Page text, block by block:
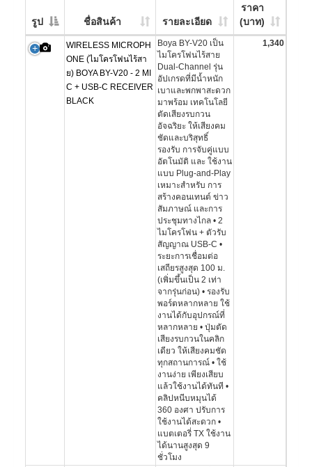
รูป ชื่อสินค้า รายละเอียด
ราคา
(บาท)
WIRELESS MICROPH
ONE (ไมโครโฟนไร้สา
ย) BOYA BY-V20 - 2 MI
C + USB-C RECEIVER
BLACK
Boya BY-V20 เป็น
ไมโครโฟนไร้สาย
Dual-Channel รุ่น
อัปเกรดที่มีน้ำหนัก
เบาและพกพาสะดวก
มาพร้อม เทคโนโลยี
ตัดเสียงรบกวน
อัจฉริยะ ให้เสียงคม
ชัดและบริสุทธิ์
รองรับ การจับคู่แบบ
อัตโนมัติ และ ใช้งาน
แบบ Plug-and-Play
เหมาะสำหรับ การ
สร้างคอนเทนต์ ข่าว
สัมภาษณ์ และการ
ประชุมทางไกล • 2
ไมโครโฟน + ตัวรับ
สัญญาณ USB-C •
ระยะการเชื่อมต่อ
เสถียรสูงสุด 100 ม.
(เพิ่มขึ้นเป็น 2 เท่า
จากรุ่นก่อน) • รองรับ
พอร์ตหลากหลาย ใช้
งานได้กับอุปกรณ์ที่
หลากหลาย • ปุ่มตัด
เสียงรบกวนในคลิก
เดียว ให้เสียงคมชัด
ทุกสถานการณ์ • ใช้
งานง่าย เพียงเสียบ
แล้วใช้งานได้ทันที •
คลิปหนีบหมุนได้
360 องศา ปรับการ
ใช้งานได้สะดวก •
แบตเตอรี่ TX ใช้งาน
ได้นานสูงสุด 9
ชั่วโมง
1,340